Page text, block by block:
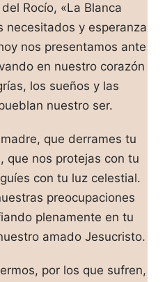
Rocío, «La Blanca
necesitados y esperanza
nos presentamos ante
en nuestro corazón
los sueños y las
nuestro ser.
que derrames tu
que nos protejas con tu
con tu luz celestial.
preocupaciones
plenamente en tu
amado Jesucristo.
por los que sufren,